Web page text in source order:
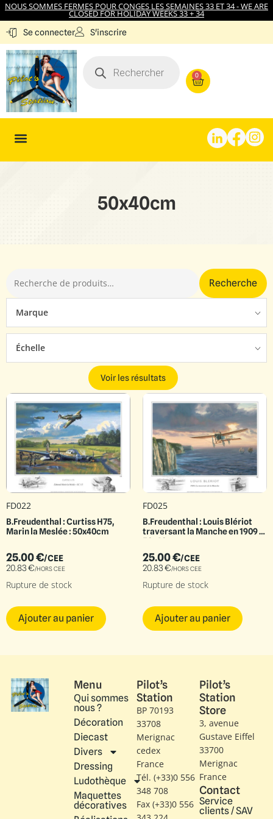
NOUS SOMMES FERMES POUR CONGES LES SEMAINES 33 ET 34 - WE ARE
CLOSED FOR HOLIDAY WEEKS 33 + 34
Se connecter S'inscrire
0
50x40cm
Recherche
Marque
Échelle
Voir les résultats
FD022
B.Freudenthal : Curtiss H75,
Marin la Meslée : 50x40cm
25.00€/CEE
20.83€/HORS CEE
Rupture de stock
Ajouter au panier
FD025
B.Freudenthal : Louis Blériot
traversant la Manche en 1909 :
50x40cm
25.00€/CEE
20.83€/HORS CEE
Rupture de stock
Ajouter au panier
Menu
Qui sommes
nous ?
Décoration
Diecast
Divers
Dressing
Ludothèque
Maquettes
décoratives
Pilot’s
Station
BP 70193
33708
Merignac
cedex
France
Tél. (+33)0 556
348 708
Fax (+33)0 556
Pilot’s
Station
Store
3, avenue
Gustave Eiffel​
33700
Merignac
France
Contact
Service
clients / SAV